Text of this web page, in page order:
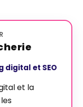
digital et SEO
et la